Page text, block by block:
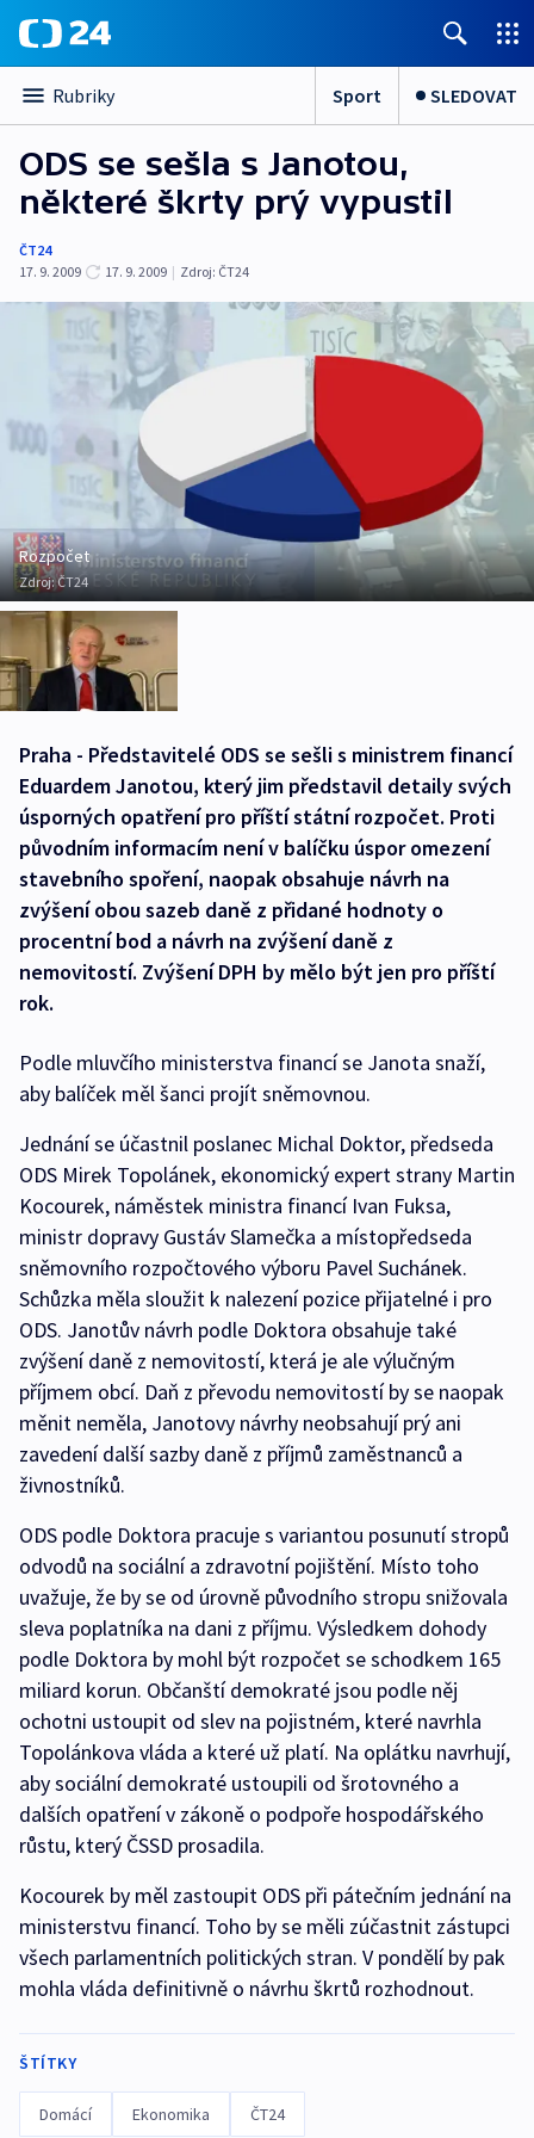
Rubriky Sport SLEDOVAT
ODS se sešla s Janotou,
některé škrty prý vypustil
ČT24
17. 9. 2009
17. 9. 2009 | Zdroj: ČT24
Rozpočet
Zdroj:ČT24
Praha - Představitelé ODS se sešli s ministrem financí
Eduardem Janotou, který jim představil detaily svých
úsporných opatření pro příští státní rozpočet. Proti
původním informacím není v balíčku úspor omezení
stavebního spoření, naopak obsahuje návrh na
zvýšení obou sazeb daně z přidané hodnoty o
procentní bod a návrh na zvýšení daně z
nemovitostí. Zvýšení DPH by mělo být jen pro příští
rok.
Podle mluvčího ministerstva financí se Janota snaží,
aby balíček měl šanci projít sněmovnou.
Jednání se účastnil poslanec Michal Doktor, předseda
ODS Mirek Topolánek, ekonomický expert strany Martin
Kocourek, náměstek ministra financí Ivan Fuksa,
ministr dopravy Gustáv Slamečka a místopředseda
sněmovního rozpočtového výboru Pavel Suchánek.
Schůzka měla sloužit k nalezení pozice přijatelné i pro
ODS. Janotův návrh podle Doktora obsahuje také
zvýšení daně z nemovitostí, která je ale výlučným
příjmem obcí. Daň z převodu nemovitostí by se naopak
měnit neměla, Janotovy návrhy neobsahují prý ani
zavedení další sazby daně z příjmů zaměstnanců a
živnostníků.
ODS podle Doktora pracuje s variantou posunutí stropů
odvodů na sociální a zdravotní pojištění. Místo toho
uvažuje, že by se od úrovně původního stropu snižovala
sleva poplatníka na dani z příjmu. Výsledkem dohody
podle Doktora by mohl být rozpočet se schodkem 165
miliard korun. Občanští demokraté jsou podle něj
ochotni ustoupit od slev na pojistném, které navrhla
Topolánkova vláda a které už platí. Na oplátku navrhují,
aby sociální demokraté ustoupili od šrotovného a
dalších opatření v zákoně o podpoře hospodářského
růstu, který ČSSD prosadila.
Kocourek by měl zastoupit ODS při pátečním jednání na
ministerstvu financí. Toho by se měli zúčastnit zástupci
všech parlamentních politických stran. V pondělí by pak
mohla vláda definitivně o návrhu škrtů rozhodnout.
ŠTÍTKY
Domácí Ekonomika ČT24